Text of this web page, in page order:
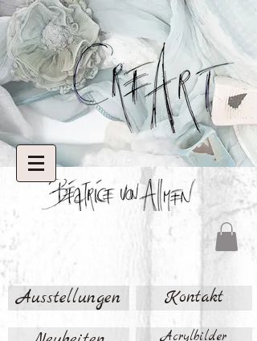
Ausstellungen Kontakt
Acrylbilder